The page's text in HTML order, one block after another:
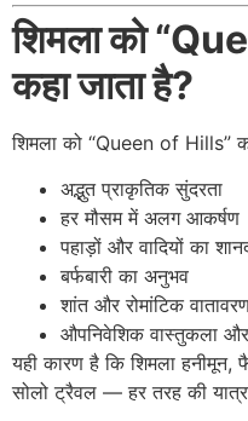
शिमला को
कहा जाता है?
शिमला को “Queen of Hills”
अद्भुत प्राकृतिक सुंदरता
हर मौसम में अलग आकर्षण
पहाड़ों और वादियों का
बर्फबारी का अनुभव
शांत और रोमांटिक
औपनिवेशिक वास्तुकला और
यही कारण है कि शिमला हनीमून,
सोलो ट्रैवल — हर तरह की